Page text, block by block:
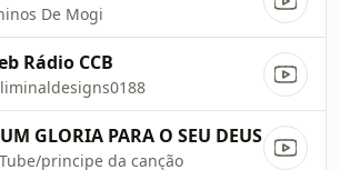
De Mogi
Rádio CCB
GLORIA PARA O SEU DEUS
principe da canção